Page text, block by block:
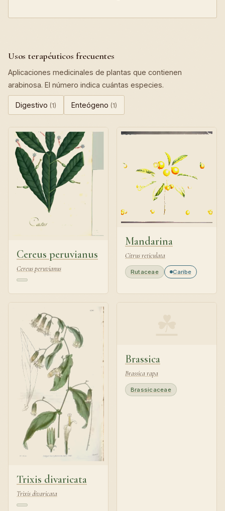
Usos terapéuticos frecuentes
Aplicaciones medicinales de plantas que contienen
arabinosa. El número indica cuántas especies.
Digestivo (1) Enteógeno (1)
Cereus peruvianus
Cereus peruvianus
Mandarina
Citrus reticulata
Rutaceae Caribe
Trixis divaricata
Trixis divaricata
Brassica
Brassica rapa
Brassicaceae